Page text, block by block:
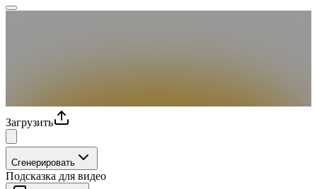
Загрузить
Сгенерировать
Подсказка для видео